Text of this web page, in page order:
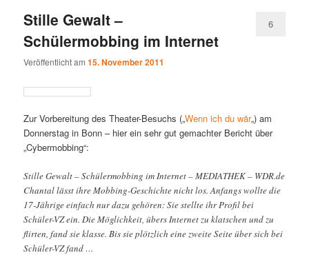
Stille Gewalt –
Schülermobbing im Internet
Veröffentlicht am15. November 2011
6
Zur Vorbereitung des Theater-Besuchs („Wenn ich du wär„) am
Donnerstag in Bonn – hier ein sehr gut gemachter Bericht über
„Cybermobbing“:
Stille Gewalt – Schülermobbing im Internet – MEDIATHEK – WDR.de
Chantal lässt ihre Mobbing-Geschichte nicht los. Anfangs wollte die
17-Jährige einfach nur dazu gehören: Sie stellte ihr Profil bei
Schüler-VZ ein. Die Möglichkeit, übers Internet zu klatschen und zu
flirten, fand sie klasse. Bis sie plötzlich eine zweite Seite über sich bei
Schüler-VZ fand …